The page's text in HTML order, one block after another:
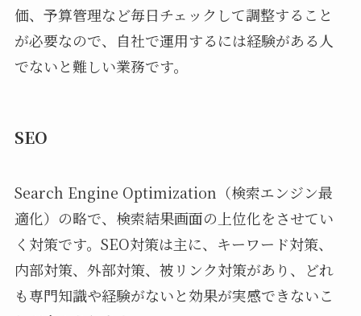
価、予算管理など毎日チェックして調整すること
が必要なので、自社で運用するには経験がある人
でないと難しい業務です。
SEO
Search Engine Optimization（検索エンジン最
適化）の略で、検索結果画面の上位化をさせてい
く対策です。SEO対策は主に、キーワード対策、
内部対策、外部対策、被リンク対策があり、どれ
も専門知識や経験がないと効果が実感できないこ